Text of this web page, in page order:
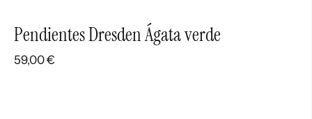
Pendientes Dresden Ágata verde
59,00€